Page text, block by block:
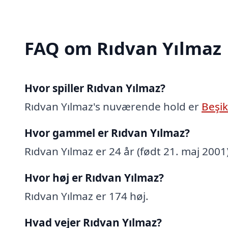
FAQ om Rıdvan Yılmaz
Hvor spiller Rıdvan Yılmaz?
Rıdvan Yılmaz's nuværende hold er
Hvor gammel er Rıdvan Yılmaz?
Rıdvan Yılmaz er 24 år (født 21. maj
Hvor høj er Rıdvan Yılmaz?
Rıdvan Yılmaz er 174 høj.
Hvad vejer Rıdvan Yılmaz?